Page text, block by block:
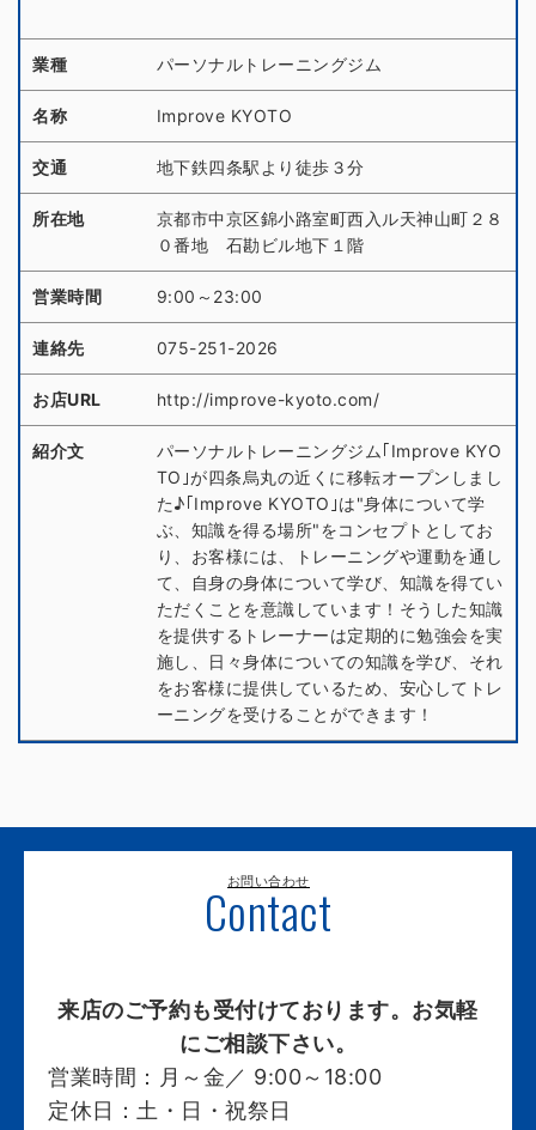
業種 パーソナルトレーニングジム
名称 Improve KYOTO
交通 地下鉄四条駅より徒歩３分
所在地
京都市中京区錦小路室町西入ル天神山町２８
０番地 石勘ビル地下１階
営業時間 9:00～23:00
連絡先 075-251-2026
お店URL http://improve-kyoto.com/
紹介文
パーソナルトレーニングジム｢Improve KYO
TO｣が四条烏丸の近くに移転オープンしまし
た♪｢Improve KYOTO｣は"身体について学
ぶ、知識を得る場所"をコンセプトとしてお
り、お客様には、トレーニングや運動を通し
て、自身の身体について学び、知識を得てい
ただくことを意識しています！そうした知識
を提供するトレーナーは定期的に勉強会を実
施し、日々身体についての知識を学び、それ
をお客様に提供しているため、安心してトレ
ーニングを受けることができます！
お問い合わせ
Contact
来店のご予約も受付けております。お気軽
にご相談下さい。
営業時間：
月～金／ 9:00～18:00
定休日： 土・日・祝祭日